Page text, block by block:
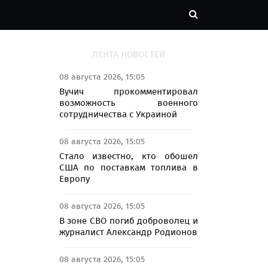
ЛЕНТА НОВОСТЕЙ
08 августа 2026, 15:05
Вучич прокомментировал
возможность военного
сотрудничества с Украиной
08 августа 2026, 15:05
Стало известно, кто обошел
США по поставкам топлива в
Европу
08 августа 2026, 15:05
В зоне СВО погиб доброволец и
журналист Александр Родионов
08 августа 2026, 15:05